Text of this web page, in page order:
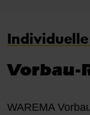
Vorbau-
WAREMA